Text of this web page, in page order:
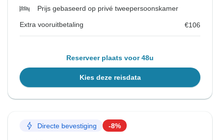
Prijs gebaseerd op privé tweepersoonskamer
Extra vooruitbetaling €106
Reserveer plaats voor 48u
Kies deze reisdata
Directe bevestiging -8%